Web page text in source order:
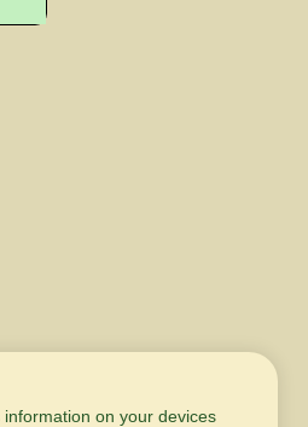
on your devices